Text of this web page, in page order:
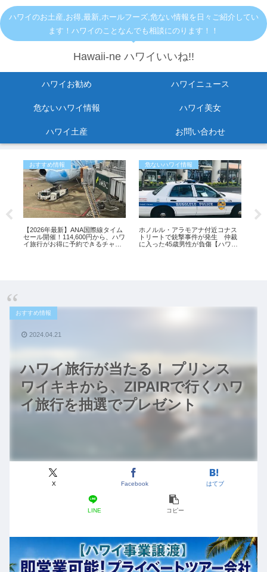
ハワイのお土産,お得,最新,ホールフーズ,危ない情報を日々ご紹介してい
ます！ハワイのことなんでも相談にのります！！
Hawaii-ne ハワイいいね!!
ハワイお勧め ハワイニュース
危ないハワイ情報 ハワイ美女
ハワイ土産 お問い合わせ
おすすめ情報
【2026年最新】ANA国際線タイム
セール開催！114,600円から、ハワ
イ旅行がお得に予約できるチャン
危ないハワイ情報
ホノルル・アラモアナ付近コナス
トリートで銃撃事件が発生 仲裁
に入った45歳男性が負傷【ハワイ
ハワイ旅行が当たる！ プリンス
ワイキキから、ZIPAIRで行くハワ
イ旅行を抽選でプレゼント
おすすめ情報
X Facebook はてブ
LINE コピー
2024.04.21